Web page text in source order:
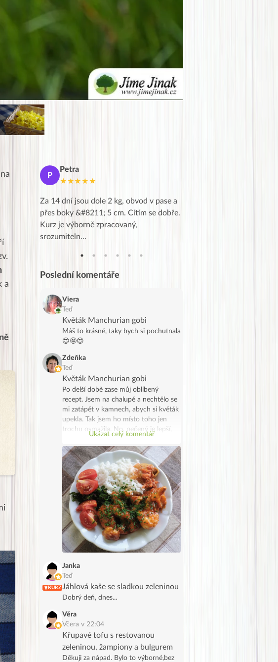
a
P
Petra
★★★★★
Za 14 dní jsou dole 2 kg, obvod v pase a
přes boky &#8211; 5 cm. Cítím se dobře.
Kurz je výborně zpracovaný,
srozumiteln…
Poslední komentáře
Viera
Teď
Květák Manchurian gobi
Máš to krásné, taky bych si pochutnala
😍🤩😍
Zdeňka
Teď
Květák Manchurian gobi
Po delší době zase můj oblíbený
recept. Jsem na chalupě a nechtělo se
mi zatápět v kamnech, abych si květák
upekla. Tak jsem ho místo toho jen
trochu osmažila. No, pečený je lepší,
ale taky to šlo. Moc jsem si
pochutnala.
Ukázat celý komentář
KURZ
Janka
Teď
Jáhlová kaše se sladkou zeleninou
Dobrý deň, dnes...
Věra
Včera v 22:04
Křupavé tofu s restovanou
zeleninou, žampiony a bulgurem
Děkuji za nápad. Bylo to výborné,bez